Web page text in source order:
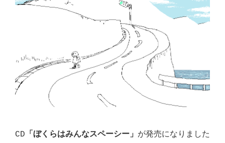
CD 「ぼくらはみんなスペーシー」 が発売になりました